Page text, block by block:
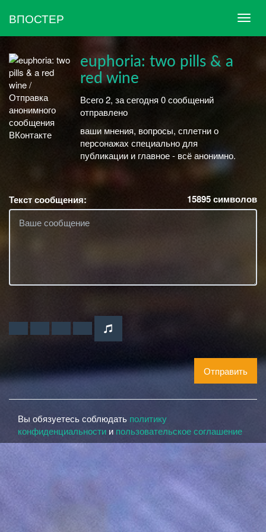
ВПОСТЕР
euphoria: two pills & a
red wine
Всего 2, за сегодня 0 сообщений
отправлено
ㅤㅤㅤㅤㅤㅤㅤㅤㅤㅤваши мнения, вопросы, сплетни о
персонажах специально для
публикации и главное - всё анонимно.
Текст сообщения: 15895символов
Отправить
Вы обязуетесь соблюдать политику
конфиденциальности и пользовательское соглашение